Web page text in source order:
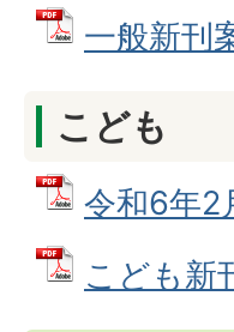
一般新刊
こども
令和6年2
こども新